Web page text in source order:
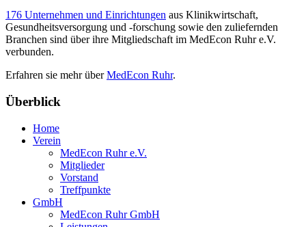
176 Unternehmen und Einrichtungen aus Klinikwirtschaft,
Gesundheitsversorgung und -forschung sowie den zuliefernden
Branchen sind über ihre Mitgliedschaft im MedEcon Ruhr e.V.
verbunden.
Erfahren sie mehr überMedEcon Ruhr.
Überblick
Home
Verein
MedEcon Ruhr e.V.
Mitglieder
Vorstand
Treffpunkte
GmbH
MedEcon Ruhr GmbH